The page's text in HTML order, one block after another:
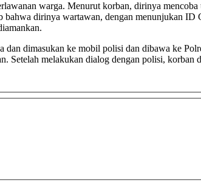
warga. Menurut korban, dirinya
bahwa dirinya wartawan, dengan menunjukan ID
dimasukan ke mobil polisi dan dibawa ke
Setelah melakukan dialog dengan polisi, korban